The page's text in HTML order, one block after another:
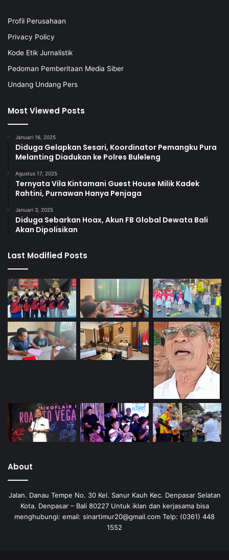
Profil Perusahaan
Privacy Policy
Kode Etik Jurnalistik
Pedoman Pemberitaan Media Siber
Undang Undang Pers
Most Viewed Posts
Januari 16, 2025
Diduga Gelapkan Sesari, Koordinator Pemangku Pura
Melanting Diadukan ke Polres Buleleng
Agustus 17, 2025
Ternyata Vila Kintamani Guest House Milik Kadek
Rahtini, Purnawan Hanya Penjaga
Januari 3, 2025
Diduga Sebarkan Hoax, Akun FB Global Dewata Bali
Akan Dipolisikan
Last Modified Posts
About
Jalan. Danau Tempe No. 30 Kel. Sanur Kauh Kec. Denpasar Selatan
Kota. Denpasar – Bali 80227 Untuk iklan dan kerjasama bisa
menghubungi: email: sinartimur20@gmail.com Telp: (0361) 448
1552